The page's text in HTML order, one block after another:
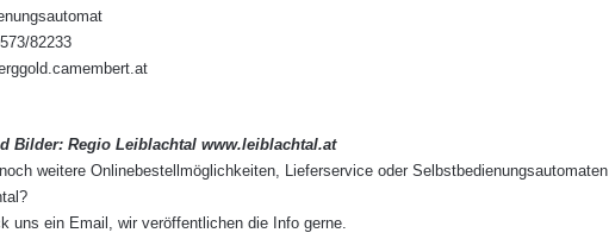
82233
Bilder: Regio Leiblachtal www.leiblachtal.at
weitere Onlinebestellmöglichkeiten, Lieferservice oder Selbstbedienungsautomaten
uns ein Email, wir veröffentlichen die Info gerne.